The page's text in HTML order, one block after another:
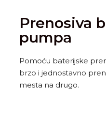
Prenosiva
pumpa
Pomoću baterijske
brzo i jednostavno
mesta na drugo.